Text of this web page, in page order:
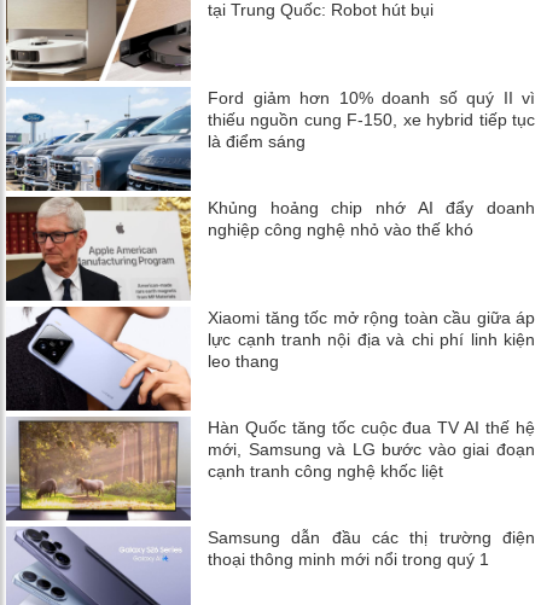
tại Trung Quốc: Robot hút bụi
Ford giảm hơn 10% doanh số quý II vì
thiếu nguồn cung F-150, xe hybrid tiếp tục
là điểm sáng
Khủng hoảng chip nhớ AI đẩy doanh
nghiệp công nghệ nhỏ vào thế khó
Xiaomi tăng tốc mở rộng toàn cầu giữa áp
lực cạnh tranh nội địa và chi phí linh kiện
leo thang
Hàn Quốc tăng tốc cuộc đua TV AI thế hệ
mới, Samsung và LG bước vào giai đoạn
cạnh tranh công nghệ khốc liệt
Samsung dẫn đầu các thị trường điện
thoại thông minh mới nổi trong quý 1